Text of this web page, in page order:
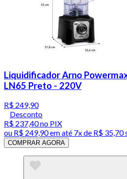
Liquidificador Arno
LN65 Preto - 220V
R$ 249,90
Desconto
R$ 237,40no PIX
ou R$ 249,90em até 7x de R$ 35,70
COMPRAR AGORA